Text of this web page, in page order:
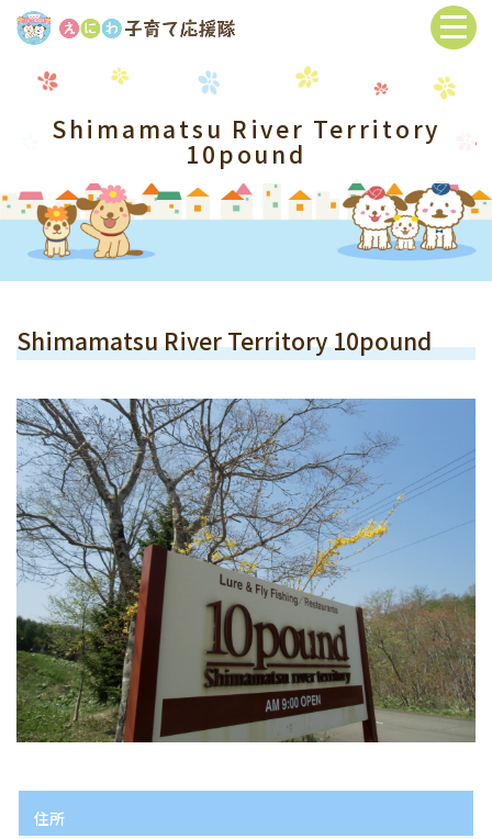
Shimamatsu River Territory
10pound
Shimamatsu River Territory 10pound
住所